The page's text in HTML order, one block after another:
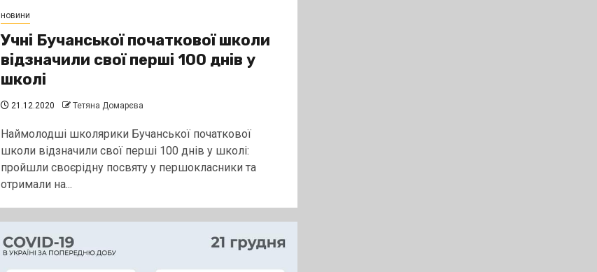
новини
Учні Бучанської початкової школи
відзначили свої перші 100 днів у
школі
21.12.2020 Тетяна Домарєва
Наймолодші школярики Бучанської початкової
школи відзначили свої перші 100 днів у школі:
пройшли своєрідну посвяту у першокласники та
отримали на...